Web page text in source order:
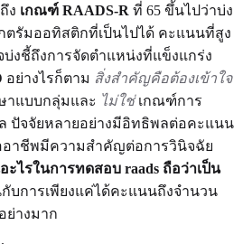
ง เกณฑ์ RAADS-R ที่ 65 ขึ้นไปว่าบ่ง
รัมออทิสติกที่เป็นไปได้ คะแนนที่สูง
งชี้ถึงการจัดตำแหน่งที่แข็งแกร่ง
อย่างไรก็ตาม สิ่งสำคัญคือต้องเข้าใจ
าแบบกลุ่มและ ไม่ใช่เกณฑ์การ
ปัจจัยหลายอย่างมีอิทธิพลต่อคะแนน
อาชีพมีความสำคัญต่อการวินิจฉัย
ะไรในการทดสอบ raads ถือว่าเป็น
บการเพียงแค่ได้คะแนนถึงจำนวน
างมาก